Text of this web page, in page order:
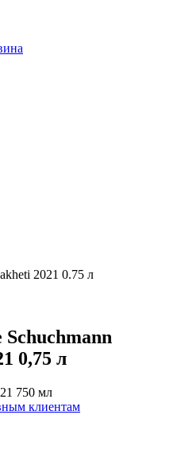
2021 0.75 л
0,75 л
750 мл
клиентам